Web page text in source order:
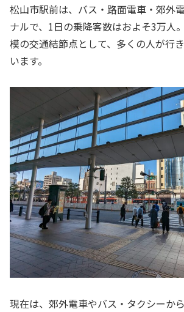
松山市駅前は、バス・路面電車・郊外
ナルで、1日の乗降客数はおよそ3万人
模の交通結節点として、多くの人が行
います。
現在は、郊外電車やバス・タクシーか